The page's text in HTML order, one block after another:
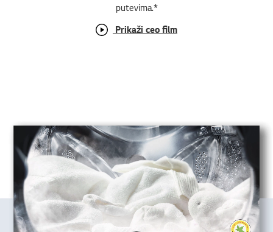
putevima.*
Prikaži ceo film